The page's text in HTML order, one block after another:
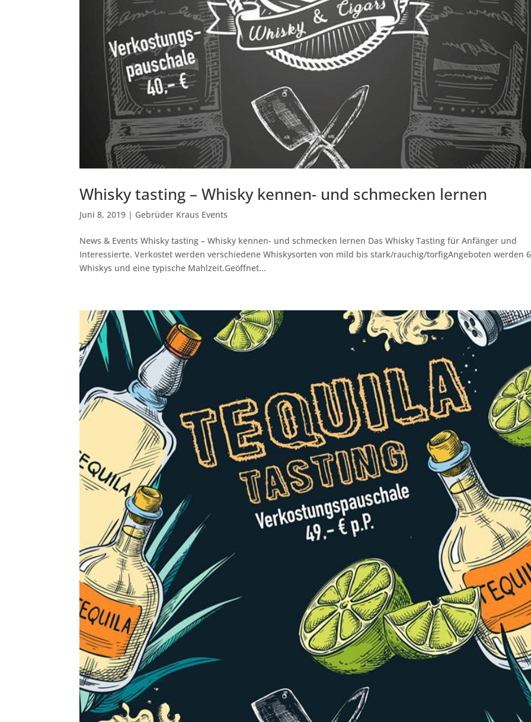
Whisky tasting – Whisky kennen- und schmecken lernen
Juni 8, 2019 | Gebrüder Kraus Events
News & Events Whisky tasting – Whisky kennen- und schmecken lernen Das Whisky Tasting für Anfänger und
Interessierte. Verkostet werden verschiedene Whiskysorten von mild bis stark/rauchig/torfigAngeboten werden 6
Whiskys und eine typische Mahlzeit.Geöffnet...